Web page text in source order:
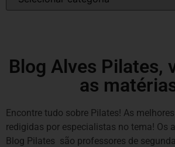
Blog Alves Pilates,
as
Encontre tudo sobre Pilates! As
redigidas por especialistas no tema! Os
Blog Pilates são professores de